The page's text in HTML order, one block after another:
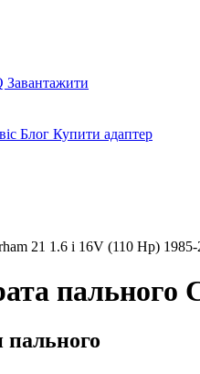
Завантажити
Блог Купити адаптер
21 1.6 i 16V (110 Hp) 1985-
пального
пального